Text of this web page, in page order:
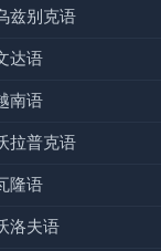
兹别克语
达语
南语
拉普克语
隆语
洛夫语